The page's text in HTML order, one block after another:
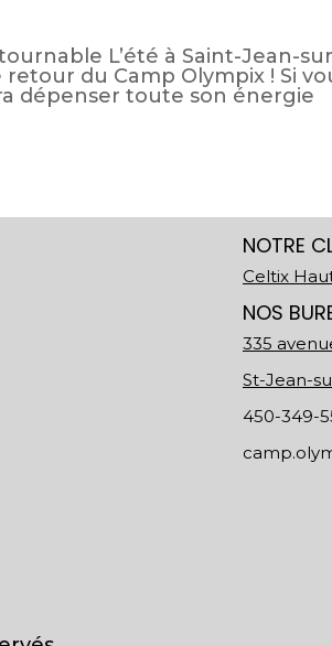
L’été à Saint-Jean-
du Camp Olympix ! Si
dépenser toute son énergie
NOTRE
Celtix
NOS
335
St-Jean-
450-349-